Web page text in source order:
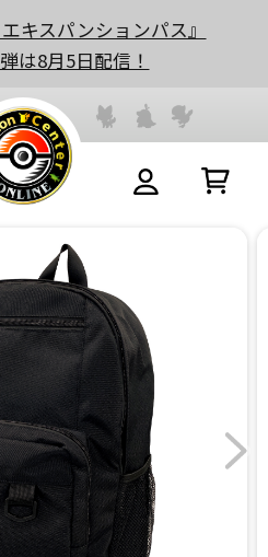
キスパンションパス』
は8月5日配信！